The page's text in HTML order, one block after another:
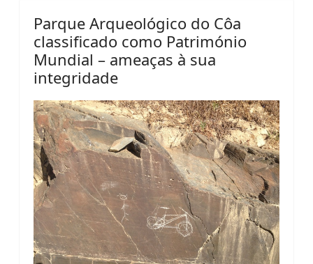
Parque Arqueológico do Côa
classificado como Património
Mundial – ameaças à sua
integridade